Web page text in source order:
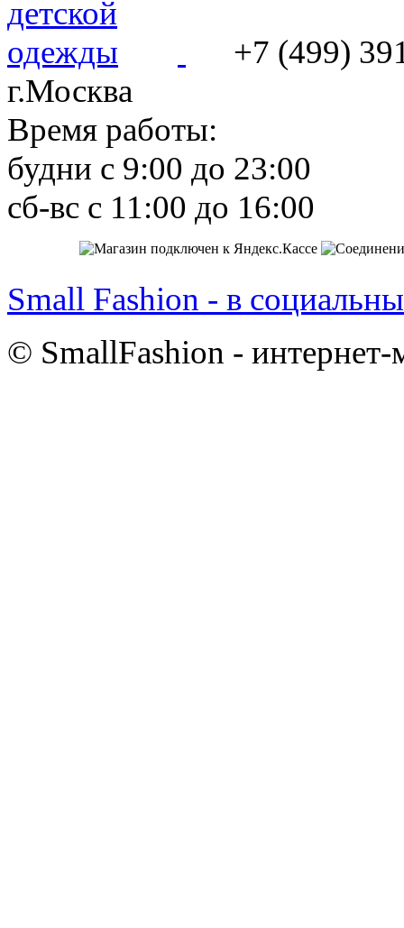
+7 (499)
г.Москва
Время работы:
будни с 9:00 до 23:00
сб-вс с 11:00 до 16:00
Small Fashion - в
© SmallFashion -